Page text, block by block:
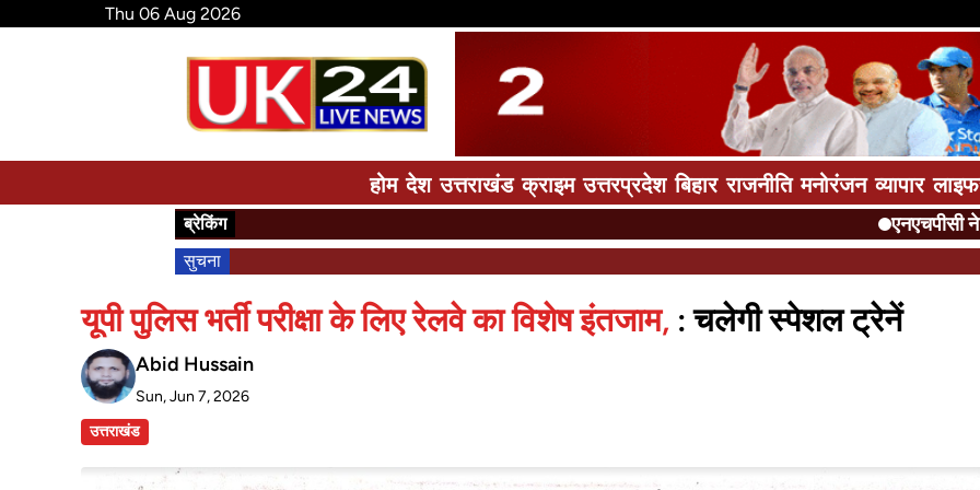
Thu 06 Aug 2026
होम देश उत्तराखंड क्राइम उत्तरप्रदेश बिहार राजनीति मनोरंजन व्यापार
ब्रेकिंग एनएचपीसी ने सुरक्षा के साथ
सुचना
यूपी पुलिस भर्ती परीक्षा के लिए रेलवे का विशेष इंतजाम, : चलेगी स्पेशल ट्रेनें
Abid Hussain
Sun, Jun 7, 2026
उत्तराखंड